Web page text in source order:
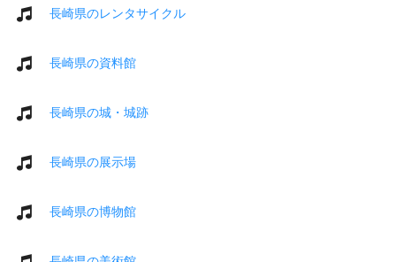
長崎県のレンタサイクル
長崎県の資料館
長崎県の城・城跡
長崎県の展示場
長崎県の博物館